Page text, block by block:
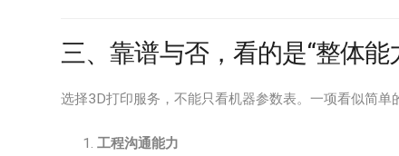
三、靠谱与否，看的是“整体能
选择3D打印服务，不能只看机器参数表。一项看似简单
工程沟通能力